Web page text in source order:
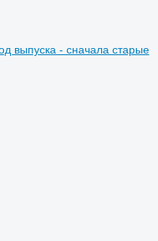
выпуска - сначала старые